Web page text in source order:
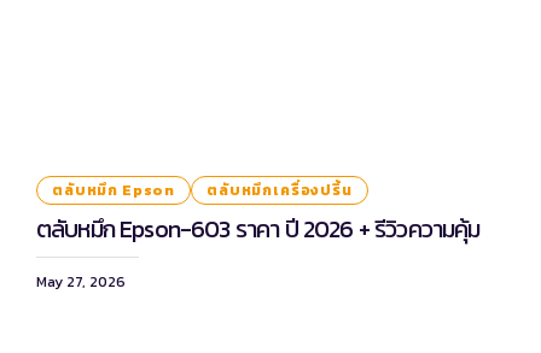
ตลับหมึก Epson ตลับหมึกเครื่องปริ้น
ตลับหมึก Epson-603 ราคา ปี 2026 + รีวิวความคุ้ม
May 27, 2026